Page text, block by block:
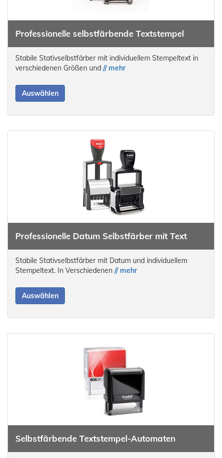
Professionelle selbstfärbende Textstempel
Stabile Stativselbstfärber mit individuellem Stempeltext in
verschiedenen Größen und // mehr
Auswählen
Professionelle Datum Selbstfärber mit Text
Stabile Stativselbstfärber mit Datum und individuellem
Stempeltext. In Verschiedenen // mehr
Auswählen
Selbstfärbende Textstempel-Automaten